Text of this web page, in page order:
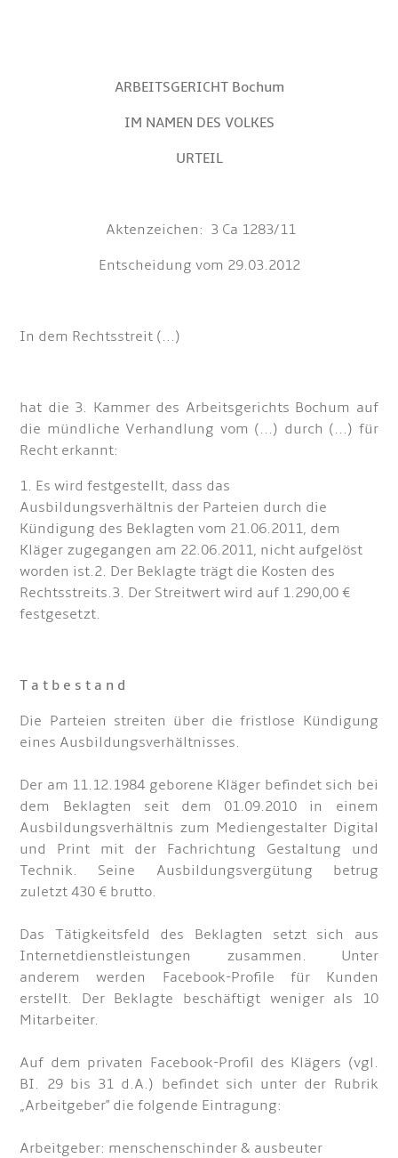
ARBEITSGERICHT Bochum
IM NAMEN DES VOLKES
URTEIL
Aktenzeichen: 3 Ca 1283/11
Entscheidung vom 29.03.2012
In dem Rechtsstreit (...)
hat die 3. Kammer des Arbeitsgerichts Bochum auf
die mündliche Verhandlung vom (...) durch (...) für
Recht erkannt:
1. Es wird festgestellt, dass das
Ausbildungsverhältnis der Parteien durch die
Kündigung des Beklagten vom 21.06.2011, dem
Kläger zugegangen am 22.06.2011, nicht aufgelöst
worden ist.2. Der Beklagte trägt die Kosten des
Rechtsstreits.3. Der Streitwert wird auf 1.290,00 €
festgesetzt.
T a t b e s t a n d
Die Parteien streiten über die fristlose Kündigung
eines Ausbildungsverhältnisses.
Der am 11.12.1984 geborene Kläger befindet sich bei
dem Beklagten seit dem 01.09.2010 in einem
Ausbildungsverhältnis zum Mediengestalter Digital
und Print mit der Fachrichtung Gestaltung und
Technik. Seine Ausbildungsvergütung betrug
zuletzt 430 € brutto.
Das Tätigkeitsfeld des Beklagten setzt sich aus
Internetdienstleistungen zusammen. Unter
anderem werden Facebook-Profile für Kunden
erstellt. Der Beklagte beschäftigt weniger als 10
Mitarbeiter.
Auf dem privaten Facebook-Profil des Klägers (vgl.
BI. 29 bis 31 d.A.) befindet sich unter der Rubrik
„Arbeitgeber" die folgende Eintragung:
Arbeitgeber: menschenschinder & ausbeuter